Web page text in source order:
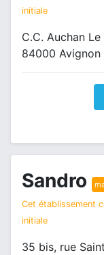
initiale
C.C. Auchan
84000 Avignon
Sandro
Cet établissement
initiale
35 bis, rue